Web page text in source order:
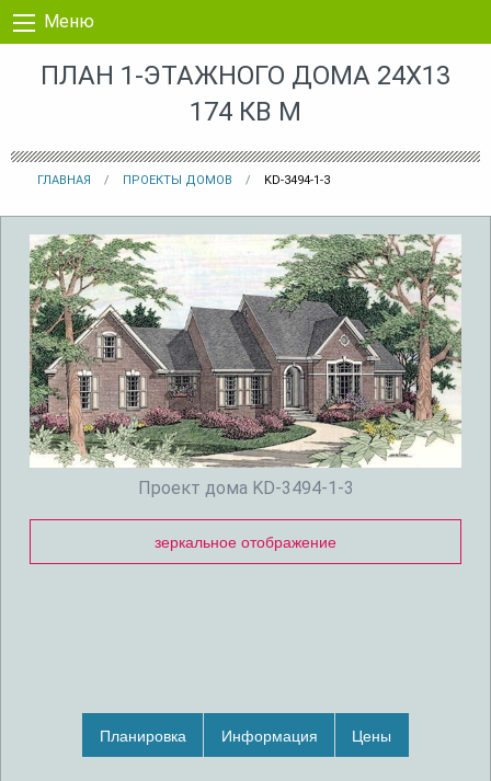
Перейти к контенту
Меню
ПЛАН 1-ЭТАЖНОГО ДОМА 24X13
174 КВ М
ГЛАВНАЯ ПРОЕКТЫ ДОМОВ KD-3494-1-3
Проект дома KD-3494-1-3
зеркальное отображение
Планировка Информация Цены